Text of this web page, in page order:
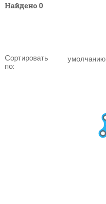
Найдено 0
Сортировать
по:
умолчанию